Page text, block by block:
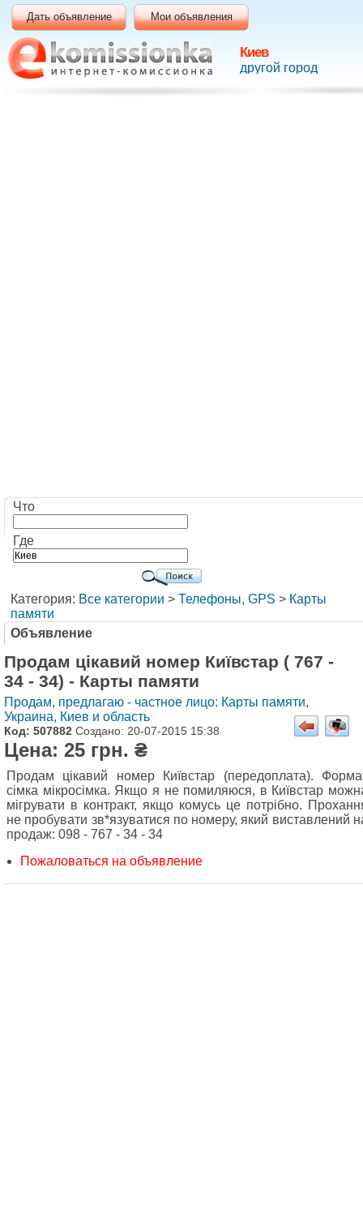
Киев
другой город
Дать объявление Мои объявления
Что
Где
Категория: Все категории > Телефоны, GPS > Карты
памяти
Объявление
Продам цікавий номер Київстар ( 767 -
34 - 34) - Карты памяти
Продам, предлагаю - частное лицо: Карты памяти,
Украина, Киев и область
Код: 507882 Создано: 20-07-2015 15:38
Цена: 25 грн. ₴
Продам цікавий номер Київстар (передоплата).
сімка мікросімка. Якщо я не помиляюся, в Київстар
мігрувати в контракт, якщо комусь це потрібно.
не пробувати зв*язуватися по номеру, який виставлений
продаж: 098 - 767 - 34 - 34
Пожаловаться на объявление